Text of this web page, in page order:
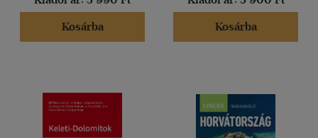
(24)
Kosárba
Kosárba